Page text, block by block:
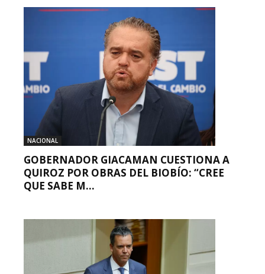
NACIONAL
GOBERNADOR GIACAMAN CUESTIONA A
QUIROZ POR OBRAS DEL BIOBÍO: “CREE
QUE SABE M...